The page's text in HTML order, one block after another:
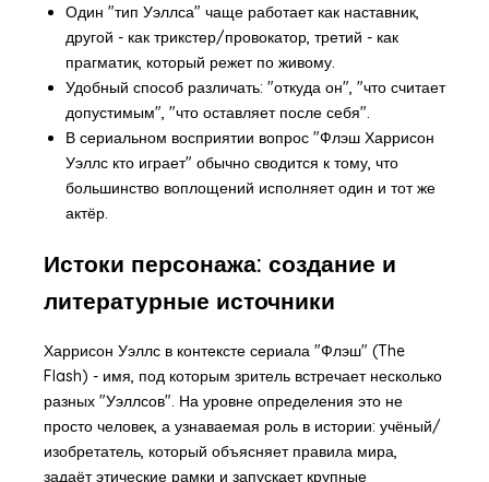
Один "тип Уэллса" чаще работает как наставник,
другой - как трикстер/провокатор, третий - как
прагматик, который режет по живому.
Удобный способ различать: "откуда он", "что считает
допустимым", "что оставляет после себя".
В сериальном восприятии вопрос "Флэш Харрисон
Уэллс кто играет" обычно сводится к тому, что
большинство воплощений исполняет один и тот же
актёр.
Истоки персонажа: создание и
литературные источники
Харрисон Уэллс в контексте сериала "Флэш" (The
Flash) - имя, под которым зритель встречает несколько
разных "Уэллсов". На уровне определения это не
просто человек, а узнаваемая роль в истории: учёный/
изобретатель, который объясняет правила мира,
задаёт этические рамки и запускает крупные